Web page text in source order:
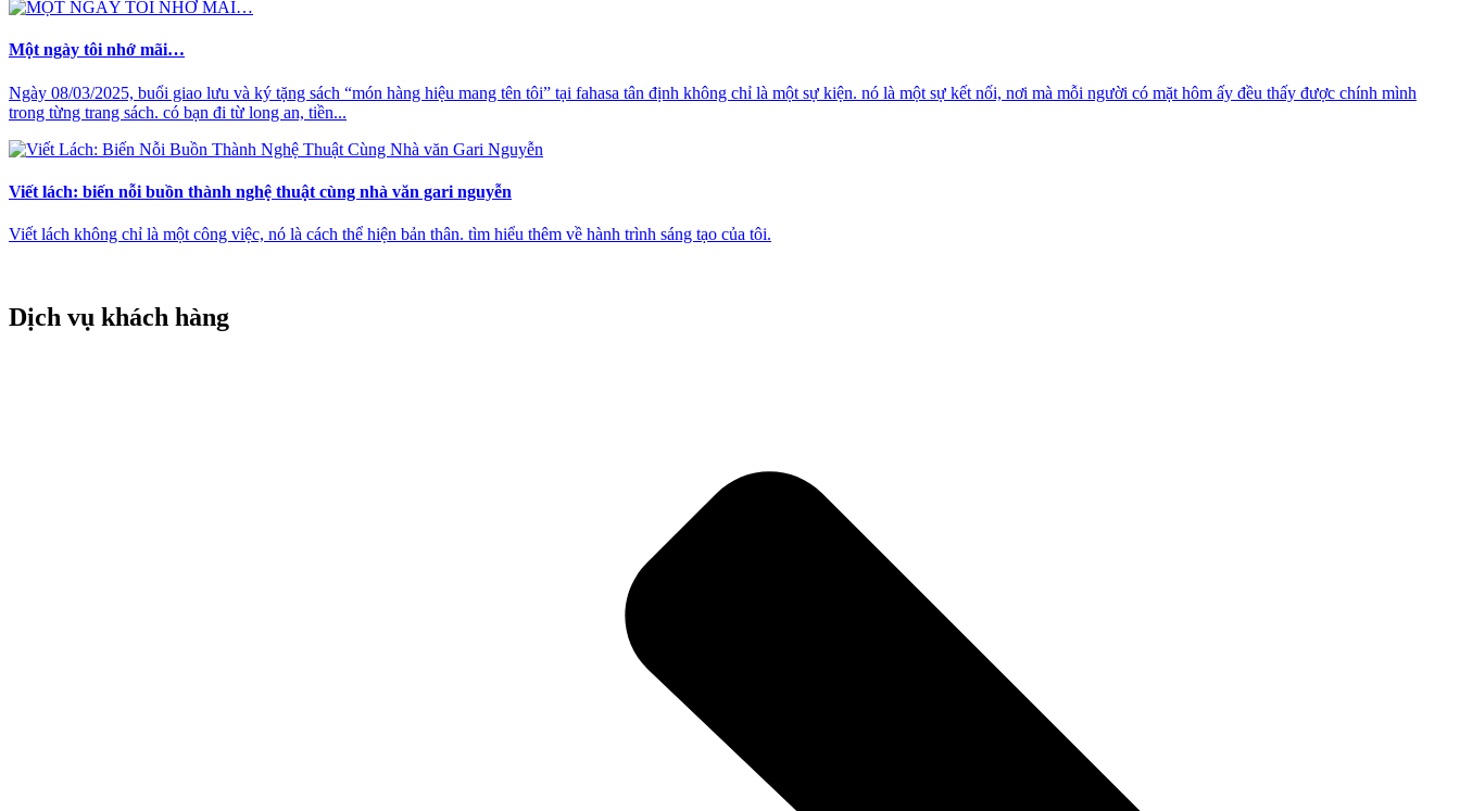
Một ngày tôi nhớ mãi…
Ngày 08/03/2025, buổi giao lưu và ký tặng sách “món hàng hiệu mang tên tôi” tại fahasa tân định không chỉ là một sự kiện. nó là một sự kết nối, nơi mà mỗi người có mặt hôm ấy đều thấy được chính mình
trong từng trang sách. có bạn đi từ long an, tiền...
Viết lách: biến nỗi buồn thành nghệ thuật cùng nhà văn gari nguyễn
Viết lách không chỉ là một công việc, nó là cách thể hiện bản thân. tìm hiểu thêm về hành trình sáng tạo của tôi.
Dịch vụ khách hàng